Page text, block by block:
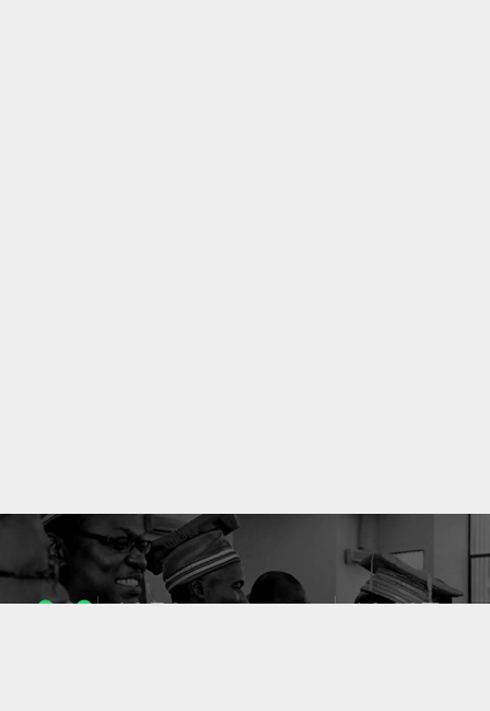
1053 10637